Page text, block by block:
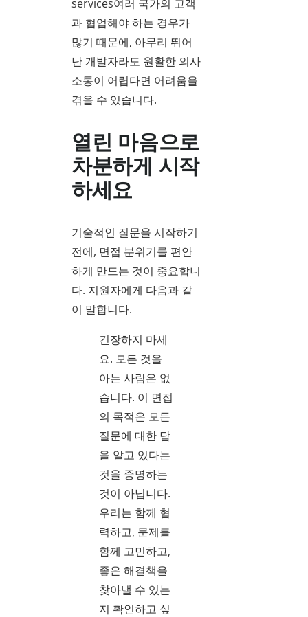
services여러 국가의 고객
과 협업해야 하는 경우가
많기 때문에, 아무리 뛰어
난 개발자라도 원활한 의사
소통이 어렵다면 어려움을
겪을 수 있습니다.
열린 마음으로
차분하게 시작
하세요
기술적인 질문을 시작하기
전에, 면접 분위기를 편안
하게 만드는 것이 중요합니
다. 지원자에게 다음과 같
이 말합니다.
긴장하지 마세
요. 모든 것을
아는 사람은 없
습니다. 이 면접
의 목적은 모든
질문에 대한 답
을 알고 있다는
것을 증명하는
것이 아닙니다.
우리는 함께 협
력하고, 문제를
함께 고민하고,
좋은 해결책을
찾아낼 수 있는
지 확인하고 싶